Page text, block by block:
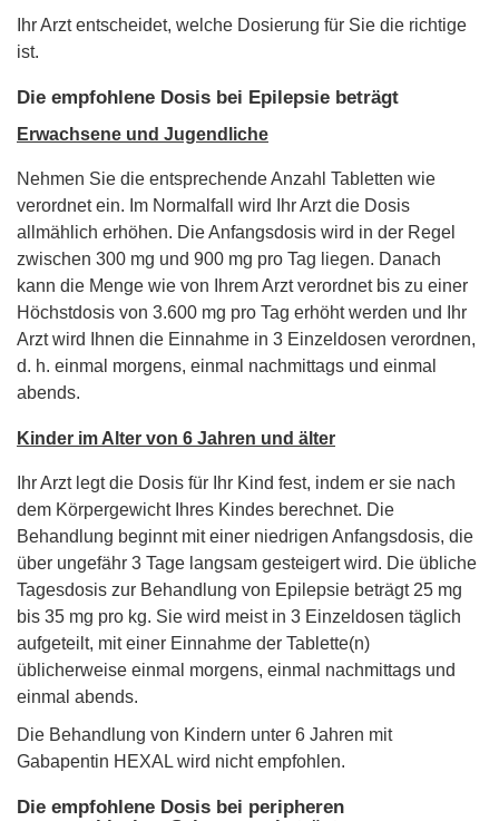
Ihr Arzt entscheidet, welche Dosierung für Sie die richtige
ist.
Die empfohlene Dosis bei Epilepsie beträgt
Erwachsene und Jugendliche
Nehmen Sie die entsprechende Anzahl Tabletten wie
verordnet ein. Im Normalfall wird Ihr Arzt die Dosis
allmählich erhöhen. Die Anfangsdosis wird in der Regel
zwischen 300 mg und 900 mg pro Tag liegen. Danach
kann die Menge wie von Ihrem Arzt verordnet bis zu einer
Höchstdosis von 3.600 mg pro Tag erhöht werden und Ihr
Arzt wird Ihnen die Einnahme in 3 Einzeldosen verordnen,
d. h. einmal morgens, einmal nachmittags und einmal
abends.
Kinder im Alter von 6 Jahren und älter
Ihr Arzt legt die Dosis für Ihr Kind fest, indem er sie nach
dem Körpergewicht Ihres Kindes berechnet. Die
Behandlung beginnt mit einer niedrigen Anfangsdosis, die
über ungefähr 3 Tage langsam gesteigert wird. Die übliche
Tagesdosis zur Behandlung von Epilepsie beträgt 25 mg
bis 35 mg pro kg. Sie wird meist in 3 Einzeldosen täglich
aufgeteilt, mit einer Einnahme der Tablette(n)
üblicherweise einmal morgens, einmal nachmittags und
einmal abends.
Die Behandlung von Kindern unter 6 Jahren mit
Gabapentin HEXAL wird nicht empfohlen.
Die empfohlene Dosis bei peripheren